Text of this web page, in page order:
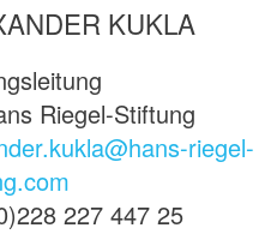
KUKLA
Riegel-Stiftung
riegel-
227 447 25